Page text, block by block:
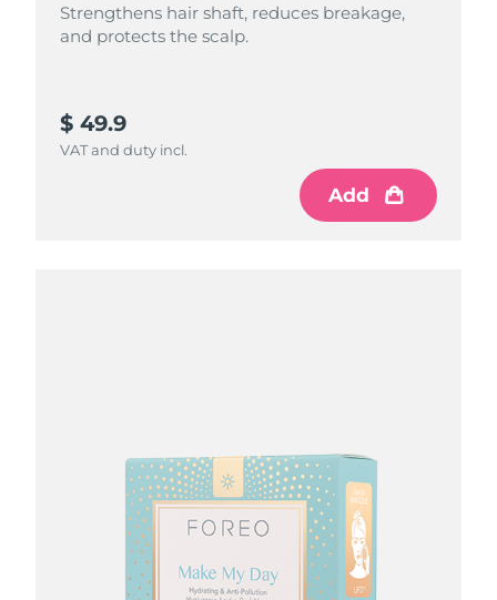
Strengthens hair shaft, reduces breakage,
and protects the scalp.
$ 49.9
VAT and duty incl.
Add